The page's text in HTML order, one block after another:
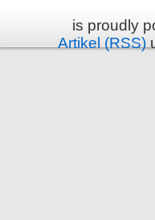
is proudly
Artikel (RSS)